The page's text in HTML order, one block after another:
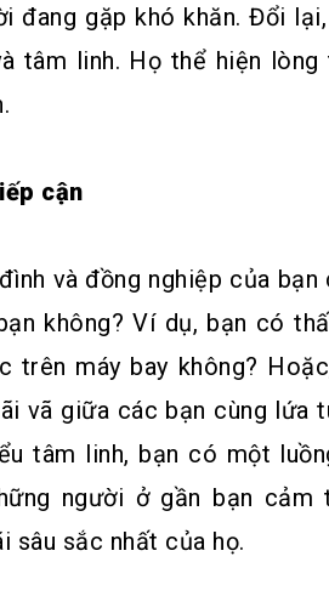
đang gặp khó khăn. Đổi
tâm linh. Họ thể hiện
cận
và đồng nghiệp của
không? Ví dụ, bạn có
trên máy bay không?
vã giữa các bạn cùng lứa
tâm linh, bạn có một
người ở gần bạn
sâu sắc nhất của họ.